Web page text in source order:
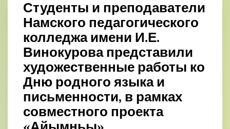
Студенты и преподаватели
Намского педагогического
колледжа имени И.Е.
Винокурова представили
художественные работы ко
Дню родного языка и
письменности, в рамках
совместного проекта